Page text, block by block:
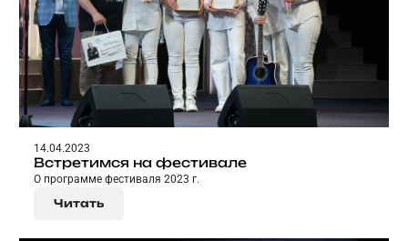
14.04.2023
Встретимся на фестивале
О программе фестиваля 2023 г.
Читать